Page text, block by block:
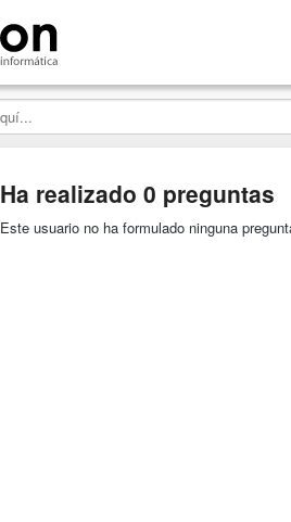
Ha realizado 0 preguntas
Este usuario no ha formulado ninguna